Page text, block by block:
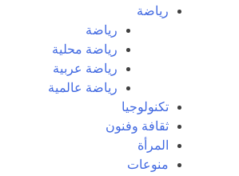
رياضة
رياضة
رياضة محلية
رياضة عربية
رياضة عالمية
تكنولوجيا
ثقافة وفنون
المرأة
منوعات